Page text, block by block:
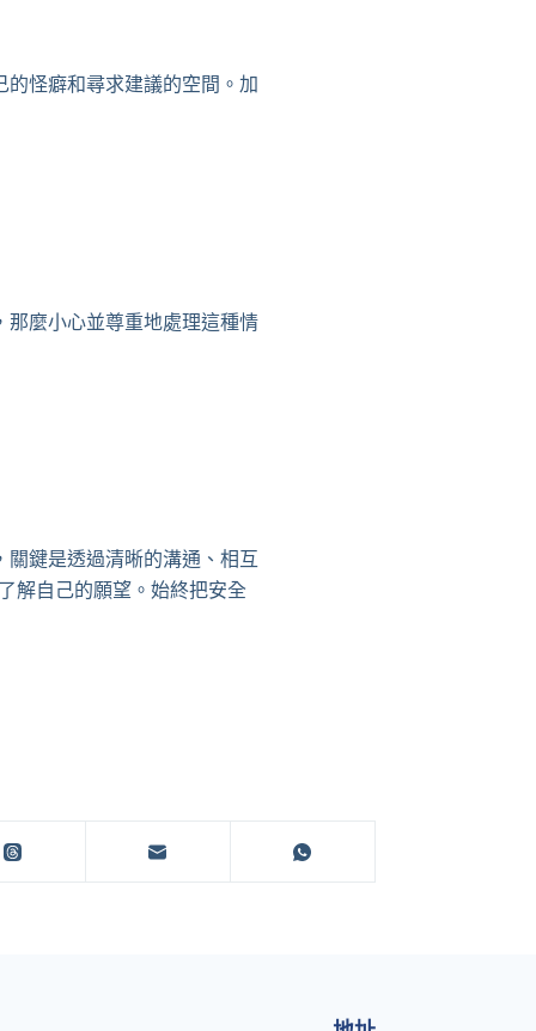
怪癖和尋求建議的空間。加
麼小心並尊重地處理這種情
鍵是透過清晰的溝通、相互
解自己的願望。始終把安全